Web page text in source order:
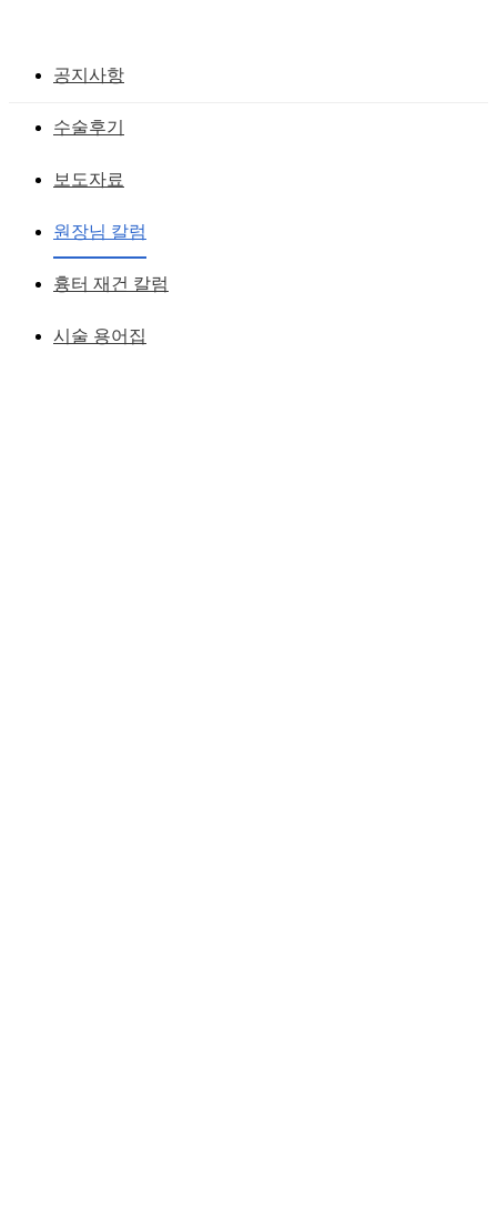
공지사항
수술후기
보도자료
원장님 칼럼
흉터 재건 칼럼
시술 용어집
보형물 삽입 후 코끝의 모양과 각도가 이
황성호 원장작성일